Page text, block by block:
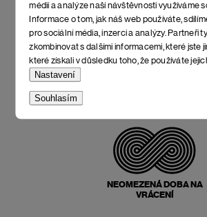
médií a analýze naší návštěvnosti využíváme
Informace o tom, jak náš web používáte,
pro sociální média, inzerci a analýzy. Partneři
zkombinovat s dalšími informacemi, které jste
které získali v důsledku toho, že používáte
Nastavení
Souhlasím
CENY A KVALITY
NEOMEZENÁ DOBA NA
VRÁCENÍ